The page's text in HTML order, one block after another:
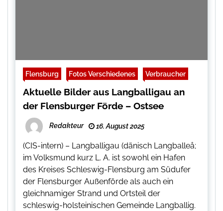
Flensburg Fotos Verschiedenes Verbraucher
Aktuelle Bilder aus Langballigau an
der Flensburger Förde – Ostsee
Redakteur 16. August 2025
(CIS-intern) – Langballigau (dänisch Langballeå;
im Volksmund kurz L. A. ist sowohl ein Hafen
des Kreises Schleswig-Flensburg am Südufer
der Flensburger Außenförde als auch ein
gleichnamiger Strand und Ortsteil der
schleswig-holsteinischen Gemeinde Langballig.